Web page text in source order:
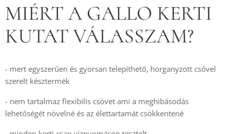
MIÉRT A GALLO KERTI
KUTAT VÁLASSZAM?
- mert egyszerűen és gyorsan telepíthető, horganyzott csővel
szerelt késztermék
- nem tartalmaz flexibilis csövet ami a meghibásodás
lehetőségét növelné és az élettartamát csökkentené